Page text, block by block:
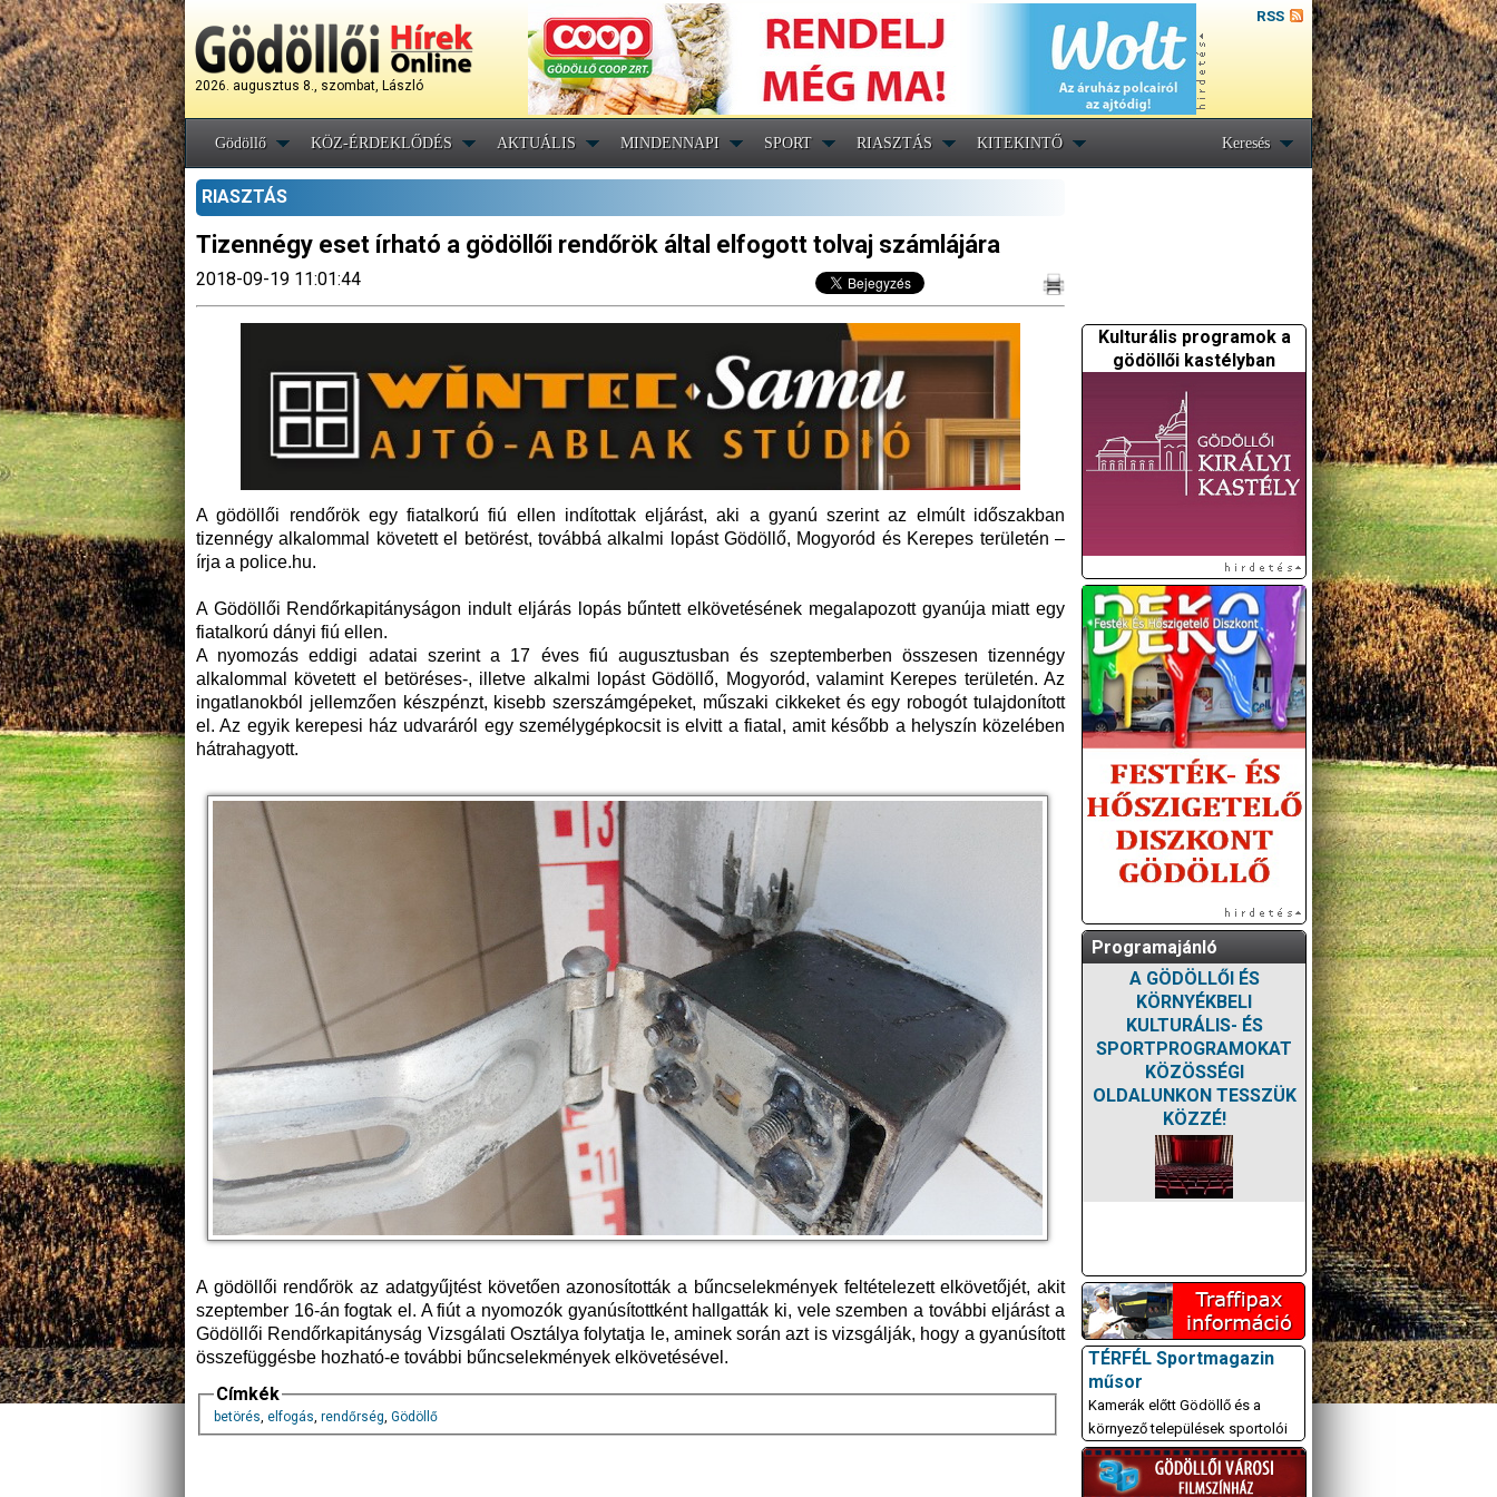
2026. augusztus 8., szombat, László
RSS
Gödöllő KÖZ-ÉRDEKLŐDÉS AKTUÁLIS MINDENNAPI SPORT RIASZTÁS KITEKINTŐ Keresés
RIASZTÁS
Tizennégy eset írható a gödöllői rendőrök által elfogott tolvaj számlájára
2018-09-19 11:01:44
A gödöllői rendőrök egy fiatalkorú fiú ellen indítottak eljárást, aki a gyanú szerint az elmúlt időszakban
tizennégy alkalommal követett el betörést, továbbá alkalmi lopást Gödöllő, Mogyoród és Kerepes területén –
írja a police.hu.
A Gödöllői Rendőrkapitányságon indult eljárás lopás bűntett elkövetésének megalapozott gyanúja miatt egy
fiatalkorú dányi fiú ellen.
A nyomozás eddigi adatai szerint a 17 éves fiú augusztusban és szeptemberben összesen tizennégy
alkalommal követett el betöréses-, illetve alkalmi lopást Gödöllő, Mogyoród, valamint Kerepes területén. Az
ingatlanokból jellemzően készpénzt, kisebb szerszámgépeket, műszaki cikkeket és egy robogót tulajdonított
el. Az egyik kerepesi ház udvaráról egy személygépkocsit is elvitt a fiatal, amit később a helyszín közelében
hátrahagyott.
A gödöllői rendőrök az adatgyűjtést követően azonosították a bűncselekmények feltételezett elkövetőjét, akit
szeptember 16-án fogtak el. A fiút a nyomozók gyanúsítottként hallgatták ki, vele szemben a további eljárást a
Gödöllői Rendőrkapitányság Vizsgálati Osztálya folytatja le, aminek során azt is vizsgálják, hogy a gyanúsított
összefüggésbe hozható-e további bűncselekmények elkövetésével.
Címkék
betörés, elfogás, rendőrség, Gödöllő
Kulturális programok a
gödöllői kastélyban
Programajánló
A GÖDÖLLŐI ÉS
KÖRNYÉKBELI
KULTURÁLIS- ÉS
SPORTPROGRAMOKAT
KÖZÖSSÉGI
OLDALUNKON TESSZÜK
KÖZZÉ!
TÉRFÉL Sportmagazin
műsor
Kamerák előtt Gödöllő és a
környező települések sportolói